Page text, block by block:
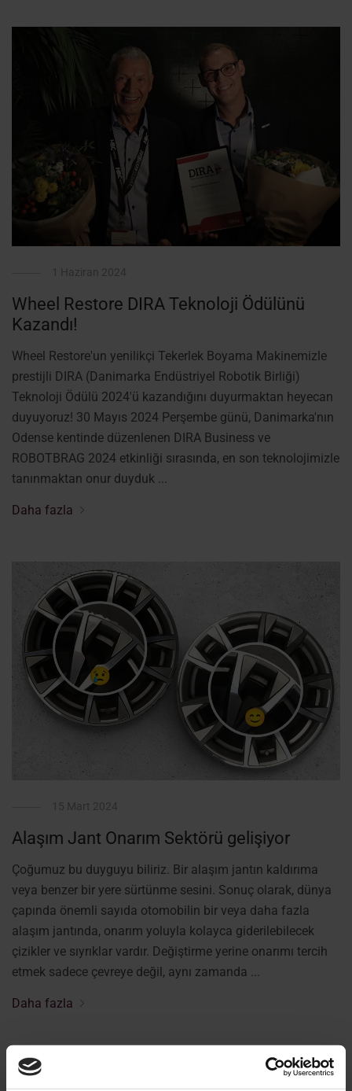
Wheel Restore DIRA Teknoloji Ödülünü
Kazandı!
Wheel Restore'un yenilikçi Tekerlek Boyama Makinemizle
prestijli DIRA (Danimarka Endüstriyel Robotik Birliği)
Teknoloji Ödülü 2024'ü kazandığını duyurmaktan heyecan
duyuyoruz! 30 Mayıs 2024 Perşembe günü, Danimarka'nın
Odense kentinde düzenlenen DIRA Business ve
ROBOTBRAG 2024 etkinliği sırasında, en son teknolojimizle
tanınmaktan onur duyduk ...
Daha fazla
Alaşım Jant Onarım Sektörü gelişiyor
Çoğumuz bu duyguyu biliriz. Bir alaşım jantın kaldırıma
veya benzer bir yere sürtünme sesini. Sonuç olarak, dünya
çapında önemli sayıda otomobilin bir veya daha fazla
alaşım jantında, onarım yoluyla kolayca giderilebilecek
çizikler ve sıyrıklar vardır. Değiştirme yerine onarımı tercih
etmek sadece çevreye değil, aynı zamanda ...
Daha fazla